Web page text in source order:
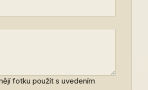
fotku použít s uvedením